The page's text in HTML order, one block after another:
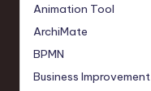
Animation Tool
ArchiMate
BPMN
Business Improvement